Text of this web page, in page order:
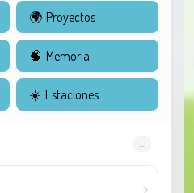
🌍 Proyectos
🧠 Memoria
☀️ Estaciones